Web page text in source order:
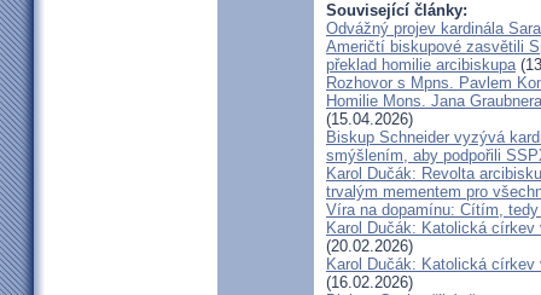
Související články:
Odvážný projev kardinála
Američtí biskupové zasvětili
překlad homilie arcibiskupa
Rozhovor s Mpns. Pavlem
Homilie Mons. Jana
(15.04.2026)
Biskup Schneider vyzývá
smýšlením, aby podpořili
Karol Dučák: Revolta
trvalým mementem pro
Víra na dopamínu: Cítím,
Karol Dučák: Katolická
(20.02.2026)
Karol Dučák: Katolická
(16.02.2026)